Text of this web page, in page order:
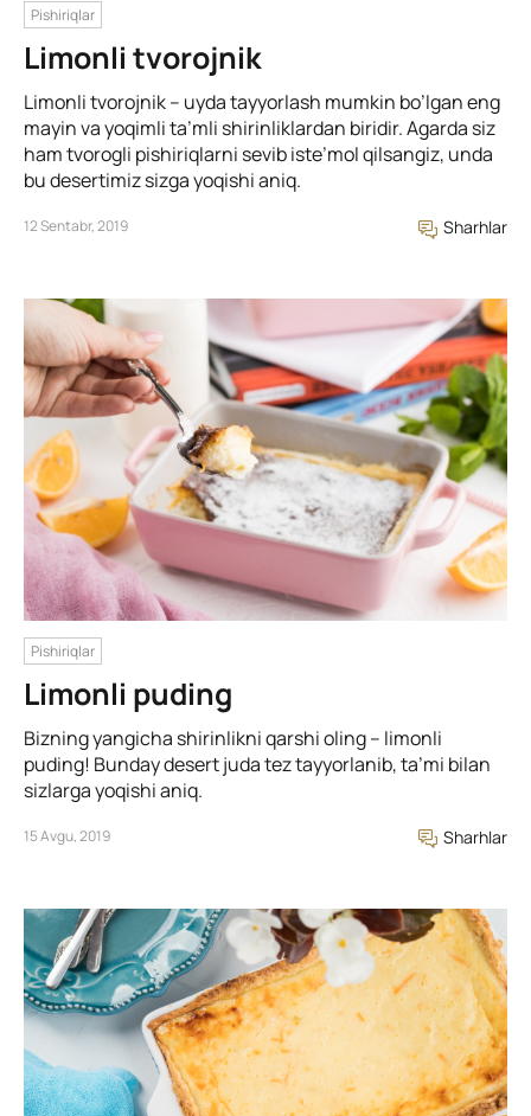
Pishiriqlar
Limonli tvorojnik
Limonli tvorojnik – uyda tayyorlash mumkin bo’lgan eng
mayin va yoqimli ta’mli shirinliklardan biridir. Agarda siz
ham tvorogli pishiriqlarni sevib iste’mol qilsangiz, unda
bu desertimiz sizga yoqishi aniq.
12 Sentabr, 2019 Sharhlar
Pishiriqlar
Limonli puding
Bizning yangicha shirinlikni qarshi oling – limonli
puding! Bunday desert juda tez tayyorlanib, ta’mi bilan
sizlarga yoqishi aniq.
15 Avgu, 2019 Sharhlar